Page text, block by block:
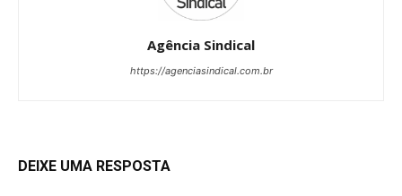
Agência Sindical
https://agenciasindical.com.br
DEIXE UMA RESPOSTA